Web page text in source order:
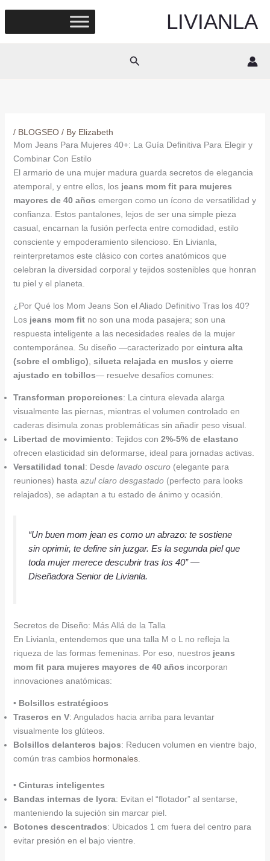
content
LIVIANLA
Search
/ BLOGSEO/ By Elizabeth
Mom Jeans Para Mujeres 40+: La Guía Definitiva Para Elegir y
Combinar Con Estilo
El armario de una mujer madura guarda secretos de elegancia
atemporal, y entre ellos, los jeans mom fit para mujeres
mayores de 40 años emergen como un ícono de versatilidad y
confianza. Estos pantalones, lejos de ser una simple pieza
casual, encarnan la fusión perfecta entre comodidad, estilo
consciente y empoderamiento silencioso. En Livianla,
reinterpretamos este clásico con cortes anatómicos que
celebran la diversidad corporal y tejidos sostenibles que honran
tu piel y el planeta.
¿Por Qué los Mom Jeans Son el Aliado Definitivo Tras los 40?
Los jeans mom fitno son una moda pasajera; son una
respuesta inteligente a las necesidades reales de la mujer
contemporánea. Su diseño —caracterizado por cintura alta
(sobre el ombligo) silueta relajada en muslos y cierre
ajustado en tobillos— resuelve desafíos comunes:
Transforman proporciones: La cintura elevada alarga
visualmente las piernas, mientras el volumen controlado en
caderas disimula zonas problemáticas sin añadir peso visual.
Libertad de movimiento: Tejidos con 2%-5% de elastano
ofrecen elasticidad sin deformarse, ideal para jornadas activas.
Versatilidad tonal: Desde lavado oscuro(elegante para
reuniones) hasta azul claro desgastado(perfecto para looks
relajados), se adaptan a tu estado de ánimo y ocasión.
“Un buen mom jean es como un abrazo: te sostiene
sin oprimir, te define sin juzgar. Es la segunda piel que
toda mujer merece descubrir tras los 40”—
Diseñadora Senior de Livianla.
Secretos de Diseño: Más Allá de la Talla
En Livianla, entendemos que una talla M o L no refleja la
riqueza de las formas femeninas. Por eso, nuestros jeans
mom fit para mujeres mayores de 40 años incorporan
innovaciones anatómicas:
• Bolsillos estratégicos
Traseros en V: Angulados hacia arriba para levantar
visualmente los glúteos.
Bolsillos delanteros bajos: Reducen volumen en vientre bajo,
común tras cambios hormonales.
• Cinturas inteligentes
Bandas internas de lycra: Evitan el “flotador” al sentarse,
manteniendo la sujeción sin marcar piel.
Botones descentrados: Ubicados 1 cm fuera del centro para
evitar presión en el bajo vientre.